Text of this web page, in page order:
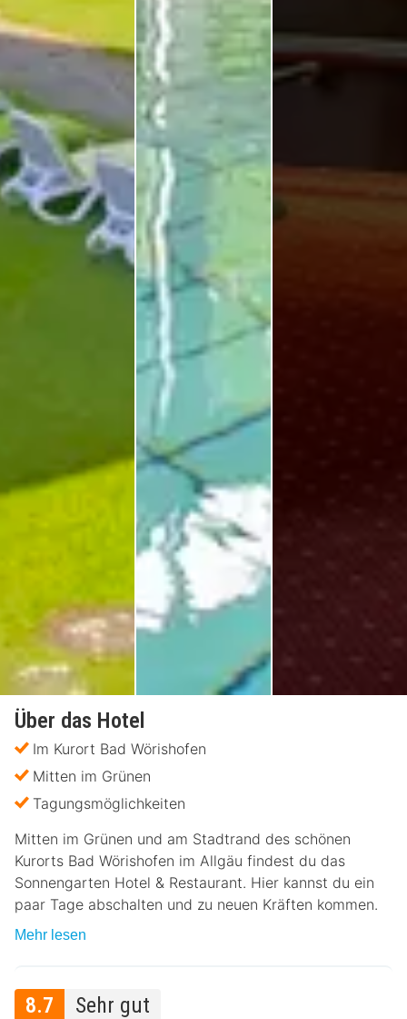
Über das Hotel
Im Kurort Bad Wörishofen
Mitten im Grünen
Tagungsmöglichkeiten
Mitten im Grünen und am Stadtrand des schönen
Kurorts Bad Wörishofen im Allgäu findest du das
Sonnengarten Hotel & Restaurant. Hier kannst du ein
paar Tage abschalten und zu neuen Kräften kommen.
Mehr lesen
8.7 Sehr gut